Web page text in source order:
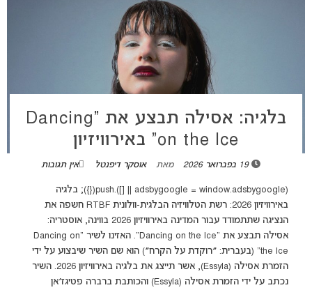
בלגיה: אסילה תבצע את “Dancing
on the Ice” באירוויזיון
19 בפברואר 2026 מאת אוסקר דיפנטל אין תגובות
(adsbygoogle = window.adsbygoogle || []).push({}); בלגיה
באירוויזיון 2026: רשת הטלוויזיה הבלגית-וולונית RTBF חשפה את
הנציגה שתתמודד עבור המדינה באירוויזיון 2026 בווינה, אוסטריה:
אסילה תבצע את "Dancing on the Ice". האזינו לשיר “Dancing on
the Ice” (בעברית: ״רוקדת על הקרח״) הוא שם השיר שיבצוע על ידי
הזמרת אסילה (Essyla), אשר תייצג את בלגיה באירוויזיון 2026. השיר
נכתב על ידי הזמרת אסילה (Essyla) והכותבת ברברה פטיגז׳אן